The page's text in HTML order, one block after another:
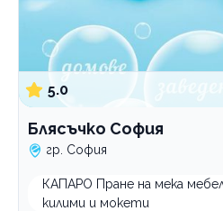
5.0
Блясъчко София
гр. София
КАПАРО Пране на мека
килими и мокети